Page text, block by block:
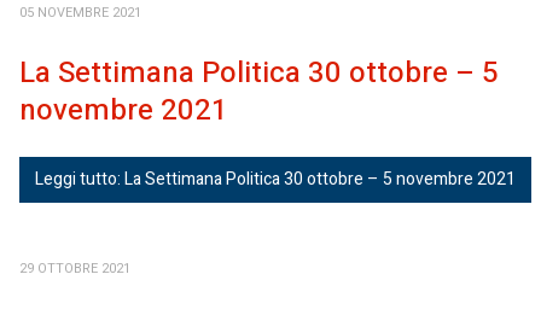
05 NOVEMBRE 2021
La Settimana Politica 30 ottobre – 5
novembre 2021
Leggi tutto: La Settimana Politica 30 ottobre – 5 novembre 2021
29 OTTOBRE 2021